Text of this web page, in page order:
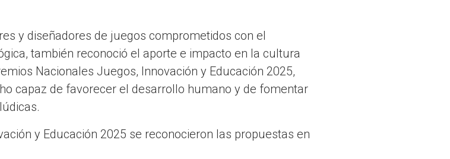
y diseñadores de juegos comprometidos con el
también reconoció el aporte e impacto en la cultura
Nacionales Juegos, Innovación y Educación 2025,
capaz de favorecer el desarrollo humano y de fomentar
y Educación 2025 se reconocieron las propuestas en